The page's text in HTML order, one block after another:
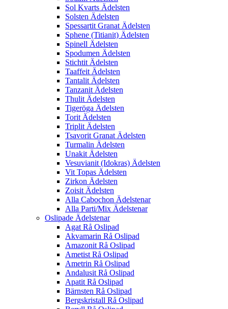
Sol Kvarts Ädelsten
Solsten Ädelsten
Spessartit Granat Ädelsten
Sphene (Titianit) Ädelsten
Spinell Ädelsten
Spodumen Ädelsten
Stichtit Ädelsten
Taaffeit Ädelsten
Tantalit Ädelsten
Tanzanit Ädelsten
Thulit Ädelsten
Tigeröga Ädelsten
Torit Ädelsten
Triplit Ädelsten
Tsavorit Granat Ädelsten
Turmalin Ädelsten
Unakit Ädelsten
Vesuvianit (Idokras) Ädelsten
Vit Topas Ädelsten
Zirkon Ädelsten
Zoisit Ädelsten
Alla Cabochon Ädelstenar
Alla Parti/Mix Ädelstenar
Oslipade Ädelstenar
Agat Rå Oslipad
Akvamarin Rå Oslipad
Amazonit Rå Oslipad
Ametist Rå Oslipad
Ametrin Rå Oslipad
Andalusit Rå Oslipad
Apatit Rå Oslipad
Bärnsten Rå Oslipad
Bergskristall Rå Oslipad